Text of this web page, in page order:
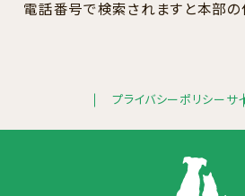
電話番号で検索されますと本部の
プライバシーポリシーサ